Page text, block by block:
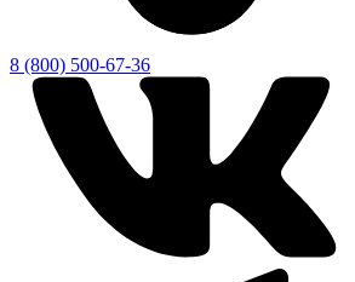
8 (800) 500-67-36